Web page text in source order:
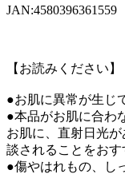
JAN:4580396361559
【お読みください】
●お肌に異常が生じ
●本品がお肌に合わ
お肌に、直射日光
談されることをおす
●傷やはれもの、し